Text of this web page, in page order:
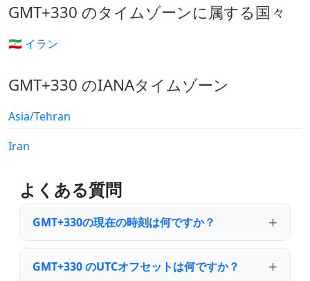
GMT+330 のタイムゾーンに属する国々
🇮🇷 イラン
GMT+330 のIANAタイムゾーン
Asia/Tehran
Iran
よくある質問
GMT+330の現在の時刻は何ですか？
GMT+330 のUTCオフセットは何ですか？